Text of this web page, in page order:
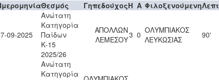
Θεσμός ΓηπεδούχοςH A Φιλοξενούμενη
09-2025
Ανώτατη
Κατηγορία
Παίδων
Κ-15
2025/26
ΑΠΟΛΛΩΝ
ΛΕΜΕΣΟΥ3 0 ΟΛΥΜΠΙΑΚΟΣ
ΛΕΥΚΩΣΙΑΣ
90'
Ανώτατη
Κατηγορία